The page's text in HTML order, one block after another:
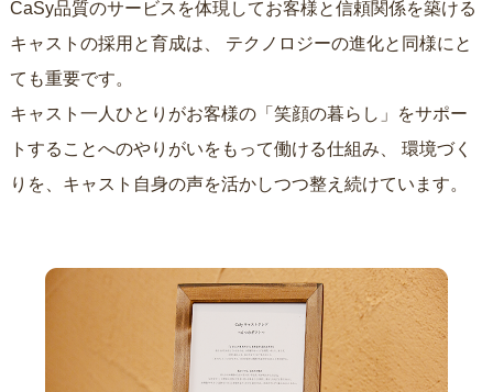
CaSy品質のサービスを体現してお客様と信頼関係を築ける
キャストの採用と育成は、
ても重要です。
キャスト一人ひとりがお客様の「笑顔の暮らし」をサポー
トすることへのやりがいをもって働ける仕組み、
りを、キャスト自身の声を活かしつつ整え続けています。